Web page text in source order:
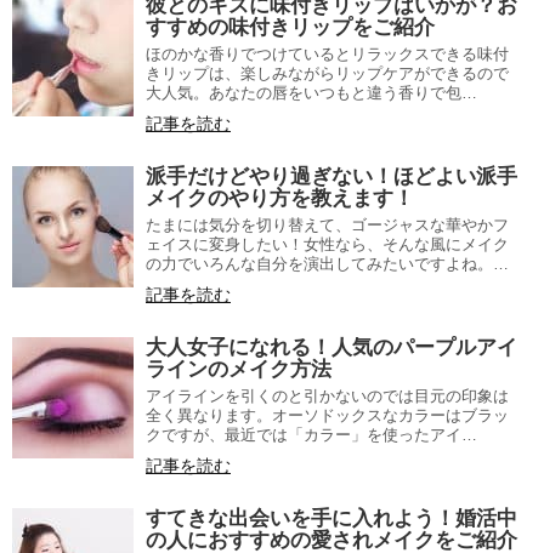
彼とのキスに味付きリップはいかが？お
すすめの味付きリップをご紹介
ほのかな香りでつけているとリラックスできる味付
きリップは、楽しみながらリップケアができるので
大人気。あなたの唇をいつもと違う香りで包…
記事を読む
派手だけどやり過ぎない！ほどよい派手
メイクのやり方を教えます！
たまには気分を切り替えて、ゴージャスな華やかフ
ェイスに変身したい！女性なら、そんな風にメイク
の力でいろんな自分を演出してみたいですよね。…
記事を読む
大人女子になれる！人気のパープルアイ
ラインのメイク方法
アイラインを引くのと引かないのでは目元の印象は
全く異なります。オーソドックスなカラーはブラッ
クですが、最近では「カラー」を使ったアイ…
記事を読む
すてきな出会いを手に入れよう！婚活中
の人におすすめの愛されメイクをご紹介